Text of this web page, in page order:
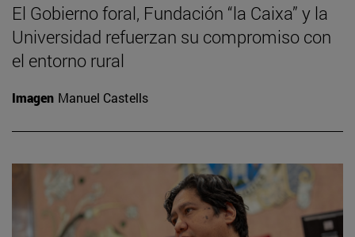
El Gobierno foral, Fundación “la Caixa” y la
Universidad refuerzan su compromiso con
el entorno rural
Imagen Manuel Castells